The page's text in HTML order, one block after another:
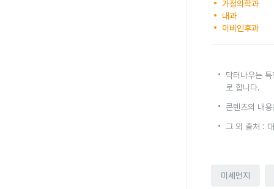
가정의학과
내과
이비인후과
닥터나우는
로 합니다.
콘텐츠의 내
그 외 출처 :
미세먼지